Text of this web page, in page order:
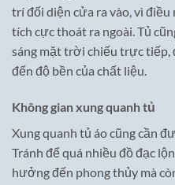
trí đối diện cửa ra vào, vì
tích cực thoát ra ngoài. Tủ
sáng mặt trời chiếu trực tiếp,
đến độ bền của chất liệu.
Không gian xung quanh tủ
Xung quanh tủ áo cũng cần
Tránh để quá nhiều đồ đạc
hưởng đến phong thủy mà